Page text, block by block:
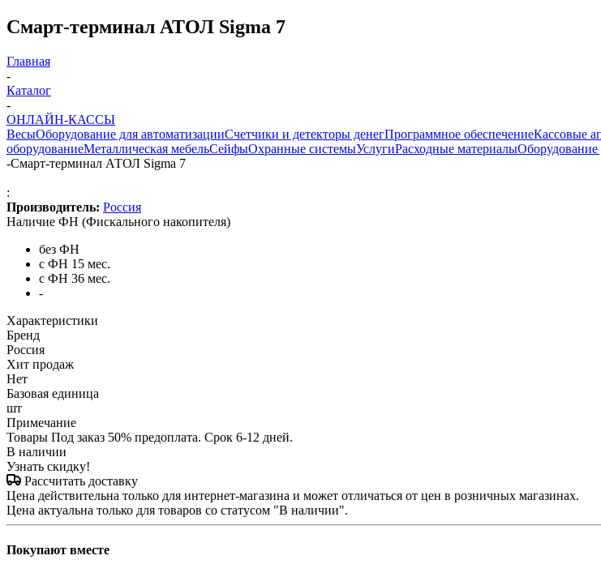
Смарт-терминал АТОЛ Sigma 7
Главная
-
Каталог
-
ОНЛАЙН-КАССЫ
ВесыОборудование для автоматизацииСчетчики и детекторы денегПрограммное обеспечениеКассовые
оборудованиеМеталлическая мебельСейфыОхранные системыУслугиРасходные материалыОборудование
-Смарт-терминал АТОЛ Sigma 7
:
Производитель: Россия
Наличие ФН (Фискального накопителя)
без ФН
с ФН 15 мес.
с ФН 36 мес.
-
Характеристики
Бренд
Россия
Хит продаж
Нет
Базовая единица
шт
Примечание
Товары Под заказ 50% предоплата. Срок 6-12 дней.
В наличии
Узнать скидку!
Рассчитать доставку
Цена действительна только для интернет-магазина и может отличаться от цен в розничных магазинах.
Цена актуальна только для товаров со статусом "В наличии".
Покупают вместе